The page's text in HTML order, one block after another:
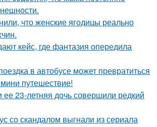
что женские ягодицы реально
кейс, где фантазия опередила
в автобусе может превратиться
путешествие!
ее 23-летняя дочь совершили редкий
со скандалом выгнали из сериала